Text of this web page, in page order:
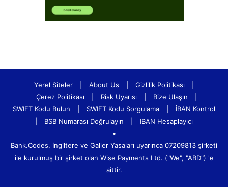
Yerel Siteler About Us Gizlilik Politikası
Çerez Politikası
Risk Uyarısı Bize Ulaşın
SWIFT Kodu Bulun
SWIFT Kodu Sorgulama
İBAN Kontrol
BSB Numarası Doğrulayın
IBAN Hesaplayıcı
•
Bank.Codes, İngiltere ve Galler Yasaları uyarınca 07209813 şirketi
ile kurulmuş bir şirket olan Wise Payments Ltd. ("We", "ABD") 'e
aittir.